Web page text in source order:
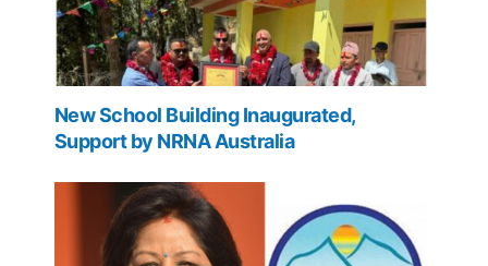
New School Building Inaugurated,
Support by NRNA Australia